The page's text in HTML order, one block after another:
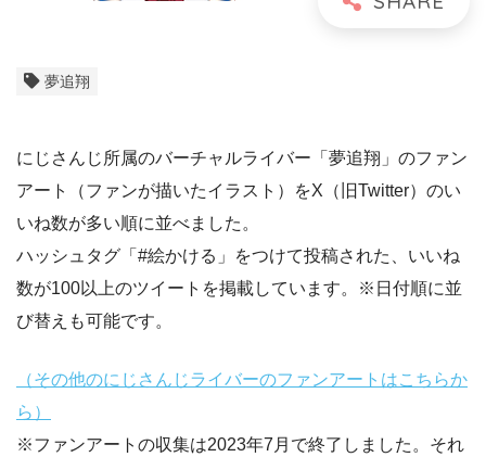
夢追翔
にじさんじ所属のバーチャルライバー「夢追翔」のファン
アート（ファンが描いたイラスト）をX（旧Twitter）のい
いね数が多い順に並べました。
ハッシュタグ「#絵かける」をつけて投稿された、いいね
数が100以上のツイートを掲載しています。※日付順に並
び替えも可能です。
（その他のにじさんじライバーのファンアートはこちらか
ら）
※ファンアートの収集は2023年7月で終了しました。それ